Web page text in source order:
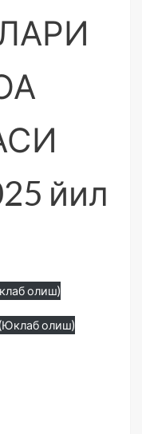
йил
олиш)
олиш)